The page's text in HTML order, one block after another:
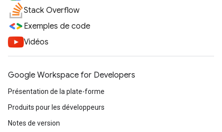
Stack Overflow
Exemples de code
Vidéos
Google Workspace for Developers
Présentation de la plate-forme
Produits pour les développeurs
Notes de version